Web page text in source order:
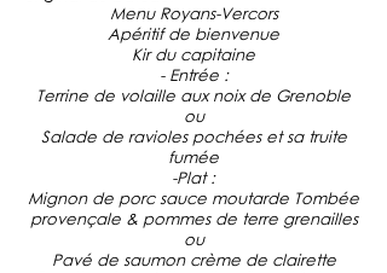
Menu Royans-Vercors
Apéritif de bienvenue
Kir du capitaine
- Entrée :
Terrine de volaille aux noix de Grenoble
ou
Salade de ravioles pochées et sa truite
fumée
-Plat :
Mignon de porc sauce moutarde Tombée
provençale & pommes de terre grenailles
ou
Pavé de saumon crème de clairette